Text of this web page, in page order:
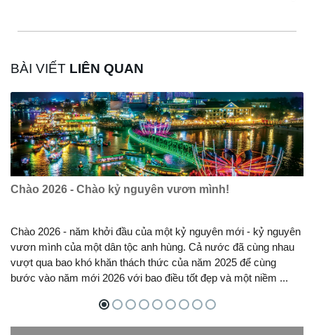
BÀI VIẾT LIÊN QUAN
Chào 2026 - Chào kỷ nguyên vươn mình!
Chào 2026 - năm khởi đầu của một kỷ nguyên mới - kỷ nguyên
vươn mình của một dân tộc anh hùng. Cả nước đã cùng nhau
vượt qua bao khó khăn thách thức của năm 2025 để cùng
bước vào năm mới 2026 với bao điều tốt đẹp và một niềm ...